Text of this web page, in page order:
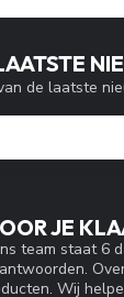
JE
team staat 6
Wij
de laatste